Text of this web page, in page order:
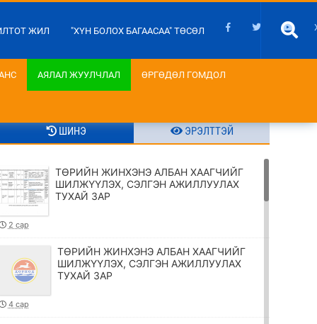
ЖИЛ "ХҮН БОЛОХ БАГААСАА" ТӨСӨЛ
АЯЛАЛ ЖУУЛЧЛАЛ ӨРГӨДӨЛ ГОМДОЛ
ШИНЭ ЭРЭЛТТЭЙ
ТӨРИЙН ЖИНХЭНЭ АЛБАН ХААГЧИЙГ
ШИЛЖҮҮЛЭХ, СЭЛГЭН АЖИЛЛУУЛАХ
ТУХАЙ ЗАР
2 сар
ТӨРИЙН ЖИНХЭНЭ АЛБАН ХААГЧИЙГ
ШИЛЖҮҮЛЭХ, СЭЛГЭН АЖИЛЛУУЛАХ
ТУХАЙ ЗАР
4 сар